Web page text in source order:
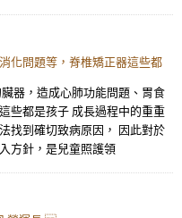
化問題等，脊椎矯正器這些都
器，造成心肺功能問題、胃食
些都是孩子 成長過程中的重重
找到確切致病原因， 因此對於
方針，是兒童照護領